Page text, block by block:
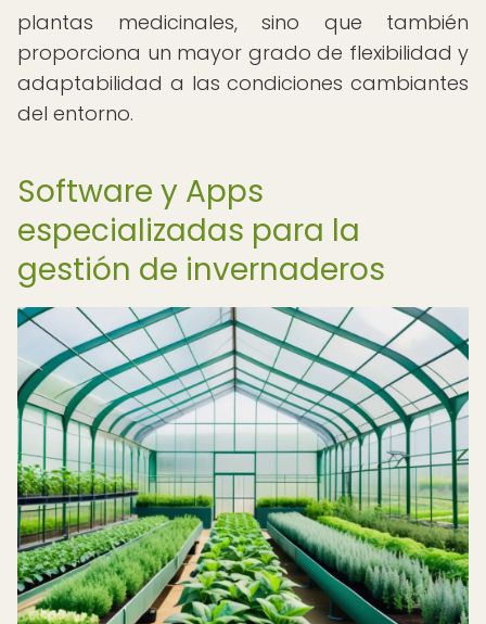
plantas medicinales, sino que también
proporciona un mayor grado de flexibilidad y
adaptabilidad a las condiciones cambiantes
del entorno.
Software y Apps
especializadas para la
gestión de invernaderos